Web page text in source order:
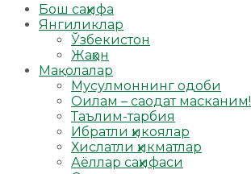
Бош саҳифа
Янгиликлар
Ўзбекистон
Жаҳон
Мақолалар
Мусулмоннинг одоби
Оилам – саодат масканим!
Таълим-тарбия
Ибратли ҳикоялар
Хислатли ҳикматлар
Аёллар саҳифаси